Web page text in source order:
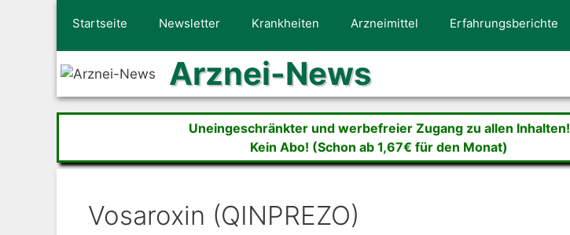
Startseite Newsletter Krankheiten Arzneimittel Erfahrungsberichte
Arznei-News
Uneingeschränkter und werbefreier Zugang zu allen Inhalten!
Kein Abo! (Schon ab 1,67€ für den Monat)
Vosaroxin (QINPREZO)